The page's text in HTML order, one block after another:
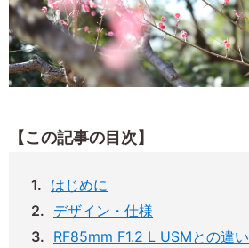
【この記事の目次】
はじめに
デザイン・仕様
RF85mm F1.2 L USMとの違い